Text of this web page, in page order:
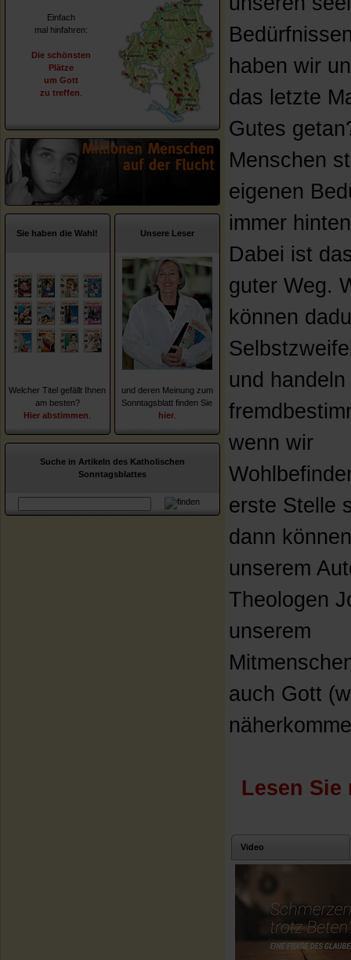
Einfach
mal hinfahren:
Die schönsten
Plätze
um Gott
zu treffen
Sie haben die Wahl!
Welcher Titel gefällt Ihnen
am besten?
Hier abstimmen
Unsere Leser
und deren Meinung zum
Sonntagsblatt finden Sie
hier
Suche in Artikeln des Katholischen
Sonntagsblattes
haben wir
das letzte
Gutes
Menschen
eigenen
immer
Dabei ist
guter Weg.
können
und
wenn wir
erste Stelle
dann
unserem
Theologen
unserem
auch Gott
Lesen Sie
Video